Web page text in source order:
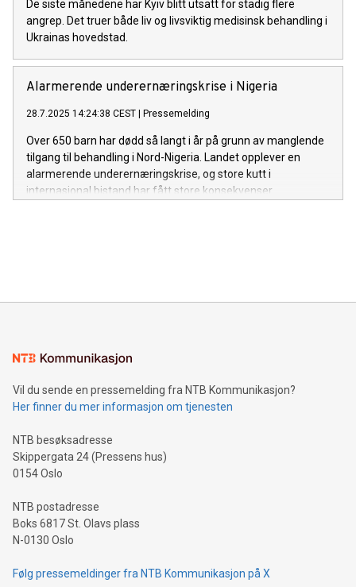
De siste månedene har Kyiv blitt utsatt for stadig flere
angrep. Det truer både liv og livsviktig medisinsk behandling i
Ukrainas hovedstad.
Alarmerende underernæringskrise i Nigeria
28.7.2025 14:24:38 CEST Pressemelding
Over 650 barn har dødd så langt i år på grunn av manglende
tilgang til behandling i Nord-Nigeria. Landet opplever en
alarmerende underernæringskrise, og store kutt i
internasjonal bistand har fått store konsekvenser.
Vil du sende en pressemelding fra NTB Kommunikasjon?
Her finner du mer informasjon om tjenesten
NTB besøksadresse
Skippergata 24 (Pressens hus)
0154 Oslo
NTB postadresse
Boks 6817 St. Olavs plass
N-0130 Oslo
Følg pressemeldinger fra NTB Kommunikasjon på X